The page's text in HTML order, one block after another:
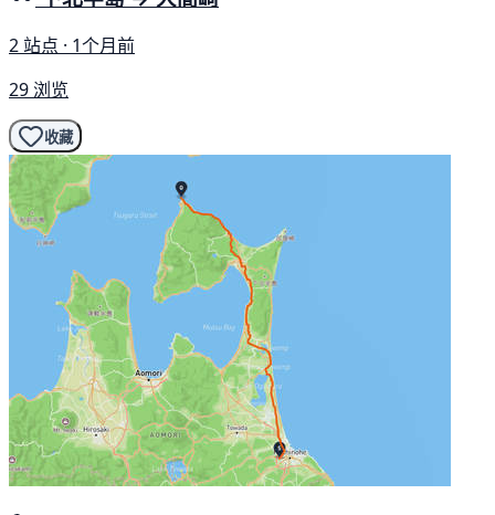
2 站点 · 1个月前
29 浏览
收藏